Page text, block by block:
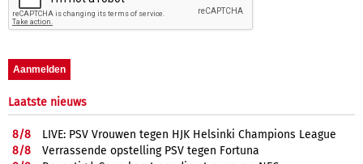
Laatste nieuws
8/8
LIVE: PSV Vrouwen tegen HJK Helsinki Champions League
8/8
Verrassende opstelling PSV tegen Fortuna